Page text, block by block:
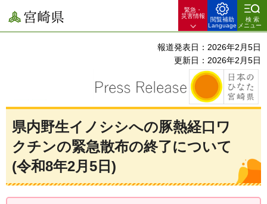
宮崎県
緊急・
災害情報
閲覧補助
Language
検索
メニュー
報道発表日：2026年2月5日
更新日：2026年2月5日
県内野生イノシシへの豚熱経口ワ
クチンの緊急散布の終了について
(令和8年2月5日)